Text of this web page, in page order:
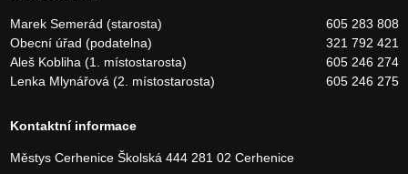
Marek Semerád (starosta)
605 283 808
Obecní úřad (podatelna)
321 792 421
Aleš Kobliha (1. místostarosta)
605 246 274
Lenka Mlynářová (2. místostarosta)
605 246 275
Kontaktní informace
Městys CerheniceŠkolská 444281 02 Cerhenice